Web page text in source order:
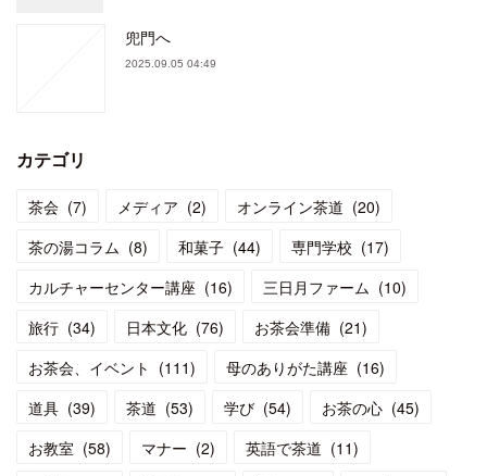
兜門へ
2025.09.05 04:49
カテゴリ
茶会 (7) メディア (2) オンライン茶道 (20)
茶の湯コラム (8) 和菓子 (44) 専門学校 (17)
カルチャーセンター講座 (16) 三日月ファーム (10)
旅行 (34) 日本文化 (76) お茶会準備 (21)
お茶会、イベント (111) 母のありがた講座 (16)
道具 (39) 茶道 (53) 学び (54) お茶の心 (45)
お教室 (58) マナー (2) 英語で茶道 (11)